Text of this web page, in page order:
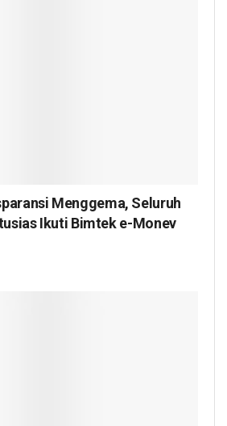
Menggema, Seluruh
Ikuti Bimtek e-Monev